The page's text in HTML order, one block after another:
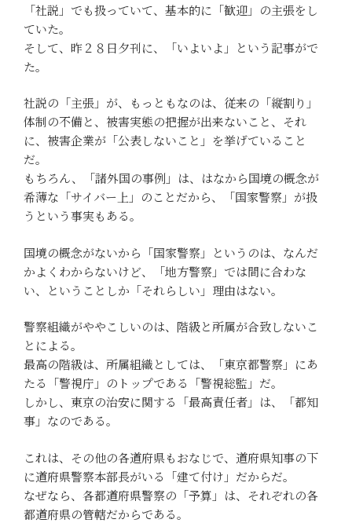
「社説」でも扱っていて、基本的に「歓迎」の主張をし
ていた。
そして、昨２８日夕刊に、「いよいよ」という記事がで
た。
社説の「主張」が、もっともなのは、従来の「縦割り」
体制の不備と、被害実態の把握が出来ないこと、それ
に、被害企業が「公表しないこと」を挙げていること
だ。
もちろん、「諸外国の事例」は、はなから国境の概念が
希薄な「サイバー上」のことだから、「国家警察」が扱
うという事実もある。
国境の概念がないから「国家警察」というのは、なんだ
かよくわからないけど、「地方警察」では間に合わな
い、ということしか「それらしい」理由はない。
警察組織がややこしいのは、階級と所属が合致しないこ
とによる。
最高の階級は、所属組織としては、「東京都警察」にあ
たる「警視庁」のトップである「警視総監」だ。
しかし、東京の治安に関する「最高責任者」は、「都知
事」なのである。
これは、その他の各道府県もおなじで、道府県知事の下
に道府県警察本部長がいる「建て付け」だからだ。
なぜなら、各都道府県警察の「予算」は、それぞれの各
都道府県の管轄だからである。